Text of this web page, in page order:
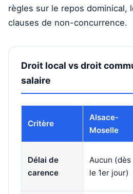
règles sur le repos dominical,
clauses de non-concurrence.
Droit local vs droit
salaire
Critère
Alsace-
Moselle
Délai de
carence
Aucun (dès
le 1er jour)